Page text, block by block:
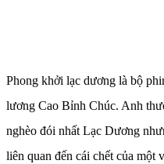
Phong khởi lạc dương là bộ
lương Cao Bỉnh Chúc. Anh
nghèo đói nhất Lạc Dương
liên quan đến cái chết của một